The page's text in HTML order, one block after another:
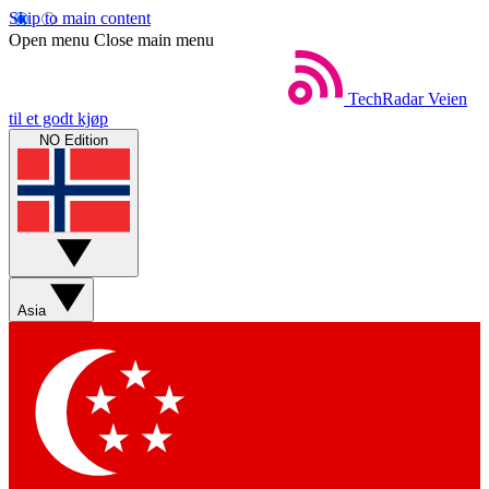
Skip to main content
Open menu Close main menu
TechRadar Veien
til et godt kjøp
NO Edition
Asia